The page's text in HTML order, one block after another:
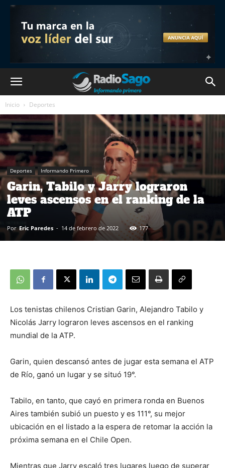
Inicio Deportes
Deportes Informando Primero
Garin, Tabilo y Jarry lograron
leves ascensos en el ranking de la
ATP
Por Eric Paredes - 14 de febrero de 2022 177
Los tenistas chilenos Cristian Garin, Alejandro Tabilo y
Nicolás Jarry lograron leves ascensos en el ranking
mundial de la ATP.
Garin, quien descansó antes de jugar esta semana el ATP
de Río, ganó un lugar y se situó 19°.
Tabilo, en tanto, que cayó en primera ronda en Buenos
Aires también subió un puesto y es 111°, su mejor
ubicación en el listado a la espera de retomar la acción la
próxima semana en el Chile Open.
Mientras que Jarry escaló tres lugares luego de superar